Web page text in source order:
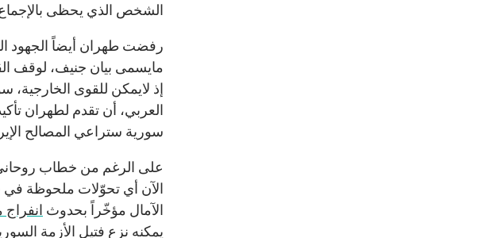
الشخص الذي يحظى
رفضت طهران أيضاً الجهود
مايسمى بيان جنيف، لوقف
إذ لايمكن للقوى الخارجية،
العربي، أن تقدم لطهران
سورية ستراعي المصالح
على الرغم من خطاب
الآن أي تحوّلات ملحوظة في
الآمال مؤخّراً بحدوث
يمكنه نزع فتيل الأزمة